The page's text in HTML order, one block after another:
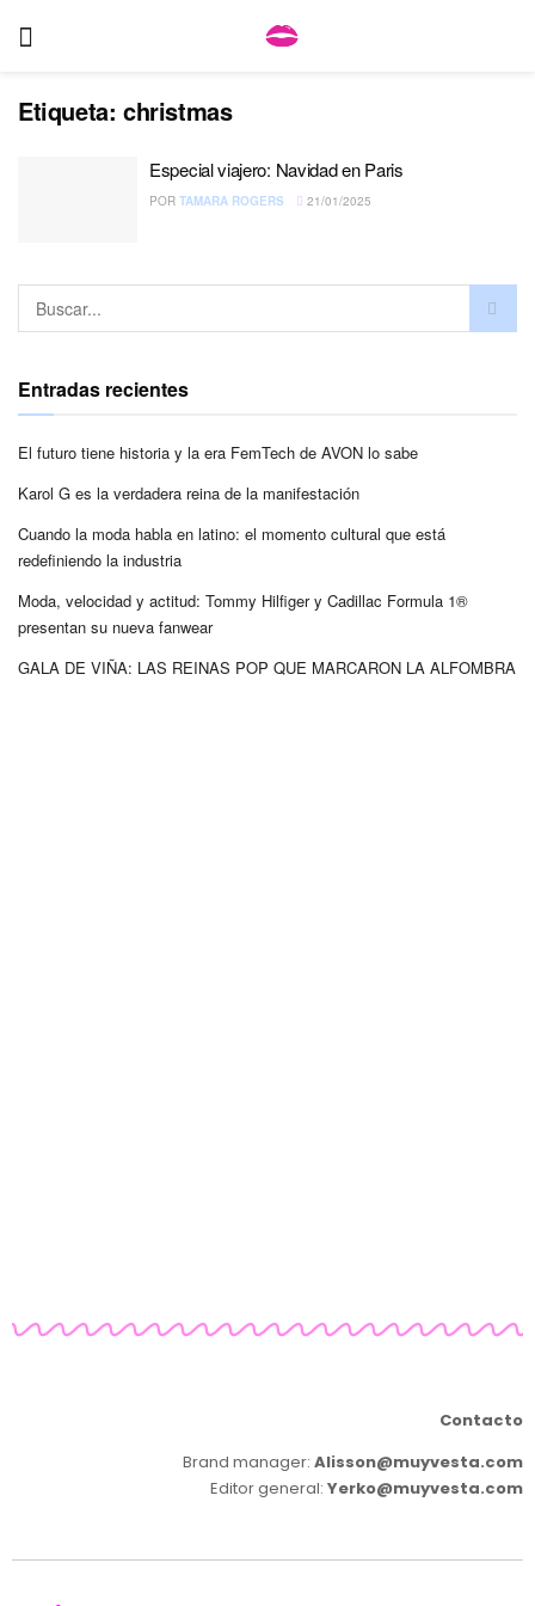
Etiqueta: christmas
Especial viajero: Navidad en Paris
POR TAMARA ROGERS 21/01/2025
Entradas recientes
El futuro tiene historia y la era FemTech de AVON lo sabe
Karol G es la verdadera reina de la manifestación
Cuando la moda habla en latino: el momento cultural que está
redefiniendo la industria
Moda, velocidad y actitud: Tommy Hilfiger y Cadillac Formula 1®
presentan su nueva fanwear
GALA DE VIÑA: LAS REINAS POP QUE MARCARON LA ALFOMBRA
Contacto
Brand manager: Alisson@muyvesta.com
Editor general: Yerko@muyvesta.com